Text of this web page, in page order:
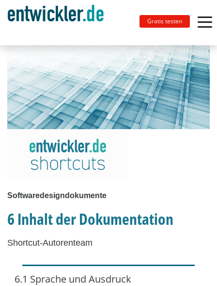
Gratis testen
Softwaredesigndokumente
6 Inhalt der Dokumentation
Shortcut-Autorenteam
6.1 Sprache und Ausdruck